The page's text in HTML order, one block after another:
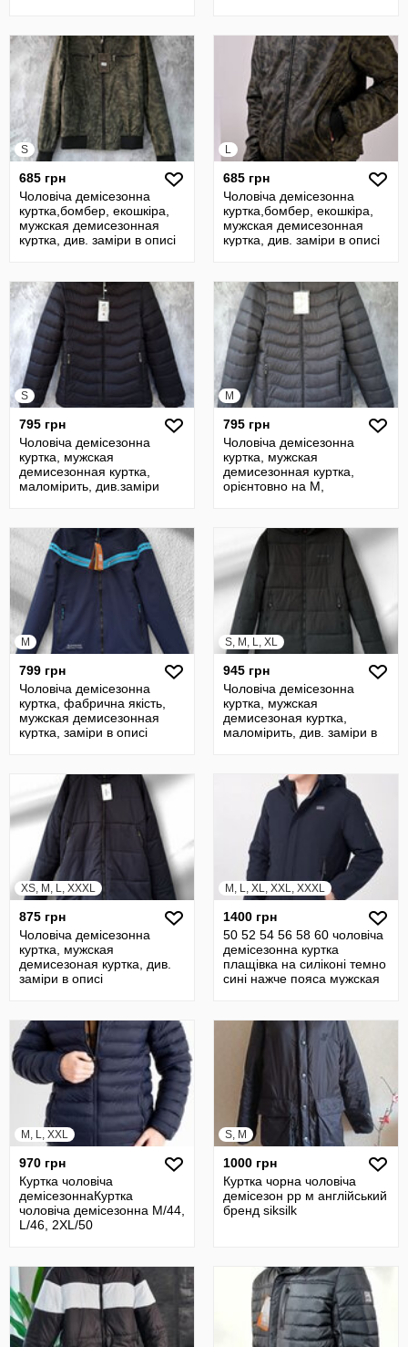
S
685 грн
Чоловіча демісезонна
куртка,бомбер, екошкіра,
мужская демисезонная
куртка, див. заміри в описі
L
685 грн
Чоловіча демісезонна
куртка,бомбер, екошкіра,
мужская демисезонная
куртка, див. заміри в описі
S
795 грн
Чоловіча демісезонна
куртка, мужская
демисезонная куртка,
маломірить, див.заміри
M
795 грн
Чоловіча демісезонна
куртка, мужская
демисезонная куртка,
орієнтовно на М,
M
799 грн
Чоловіча демісезонна
куртка, фабрична якість,
мужская демисезонная
куртка, заміри в описі
S, M, L, XL
945 грн
Чоловіча демісезонна
куртка, мужская
демисезоная куртка,
маломірить, див. заміри в
XS, M, L, XXXL
875 грн
Чоловіча демісезонна
куртка, мужская
демисезоная куртка, див.
заміри в описі
M, L, XL, XXL, XXXL
1400 грн
50 52 54 56 58 60 чоловіча
демісезонна куртка
плащівка на силіконі темно
сині нажче пояса мужская
M, L, XXL
970 грн
Куртка чоловіча
демісезоннаКуртка
чоловіча демісезонна M/44,
L/46, 2XL/50
S, M
1000 грн
Куртка чорна чоловіча
демісезон рр м англійський
бренд siksilk